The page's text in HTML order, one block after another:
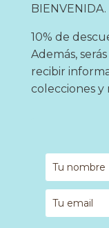
BIENVENIDA.
10% de
Además,
recibir
colecciones y